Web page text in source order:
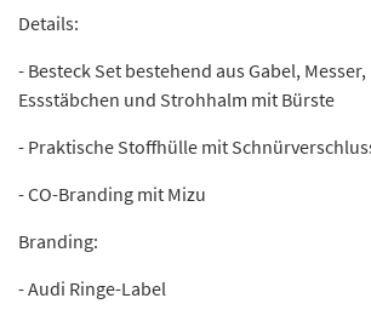
Details:
- Besteck Set bestehend aus Gabel,
Essstäbchen und Strohhalm mit Bürste
- Praktische Stoffhülle mit
- CO-Branding mit Mizu
Branding:
- Audi Ringe-Label